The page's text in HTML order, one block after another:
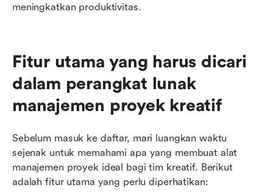
meningkatkan produktivitas.
Fitur utama yang harus dicari
dalam perangkat lunak
manajemen proyek kreatif
Sebelum masuk ke daftar, mari luangkan waktu
sejenak untuk memahami apa yang membuat alat
manajemen proyek ideal bagi tim kreatif. Berikut
adalah fitur utama yang perlu diperhatikan: